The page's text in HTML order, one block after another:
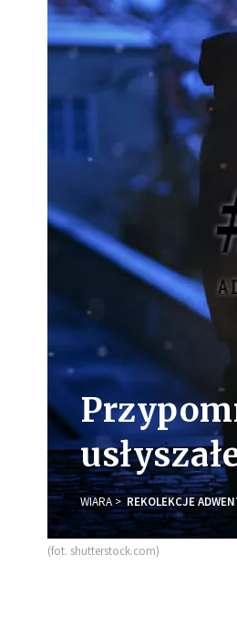
WIARA REKOLEKCJE
(fot. shutterstock.com)